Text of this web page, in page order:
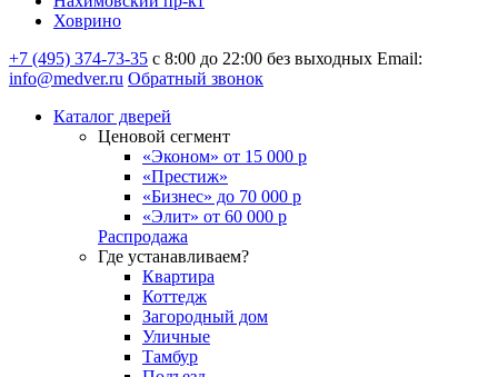
Ховрино
+7 (495) 374-73-35 с 8:00 до 22:00 без выходных Email:
info@medver.ru Обратный звонок
Каталог дверей
Ценовой сегмент
«Эконом» от 15 000 р
«Престиж»
«Бизнес» до 70 000 р
«Элит» от 60 000 р
Распродажа
Где устанавливаем?
Квартира
Коттедж
Загородный дом
Уличные
Тамбур